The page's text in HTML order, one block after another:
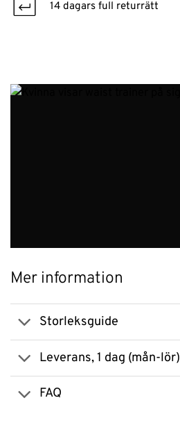
14 dagars full returrätt
Mer information
Storleksguide
Leverans, 1 dag (mån-lör)
FAQ